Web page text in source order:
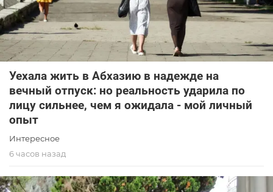
Уехала жить в Абхазию в надежде на
вечный отпуск: но реальность ударила по
лицу сильнее, чем я ожидала - мой личный
опыт
Интересное
6 часов назад